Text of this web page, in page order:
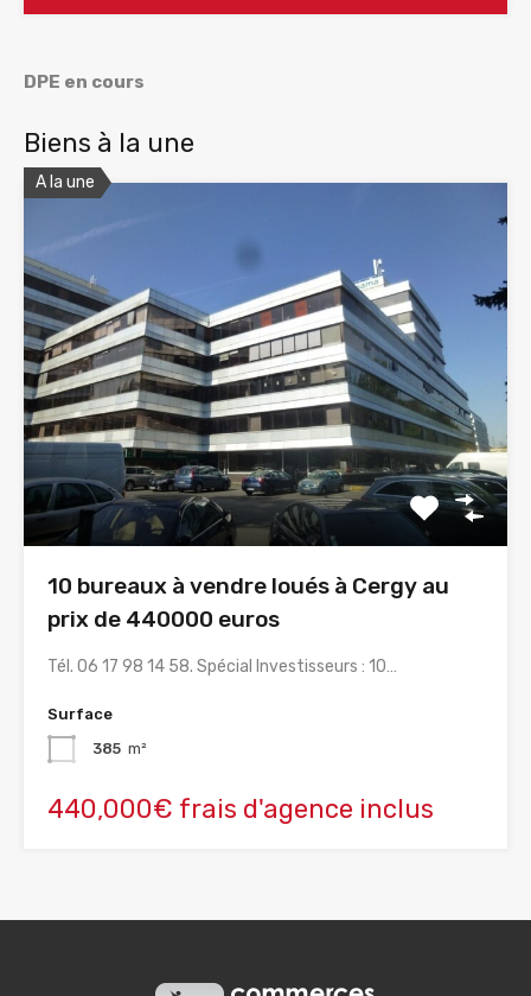
DPE en cours
Biens à la une
A la une
10 bureaux à vendre loués à Cergy au
prix de 440000 euros
Tél. 06 17 98 14 58. Spécial Investisseurs : 10…
Surface
385 m²
440,000€ frais d'agence inclus